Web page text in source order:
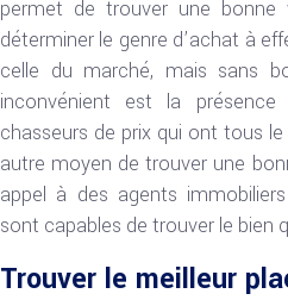
permet de trouver une bonne
déterminer le genre d’achat à
celle du marché, mais sans
inconvénient est la
chasseurs de prix qui ont tous
autre moyen de trouver une
appel à des agents
sont capables de trouver le bien
Trouver le meilleur